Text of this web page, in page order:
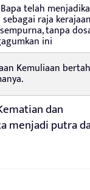
telah
sebagai raja
tanpa
ini
Kemuliaan
dan
menjadi putra